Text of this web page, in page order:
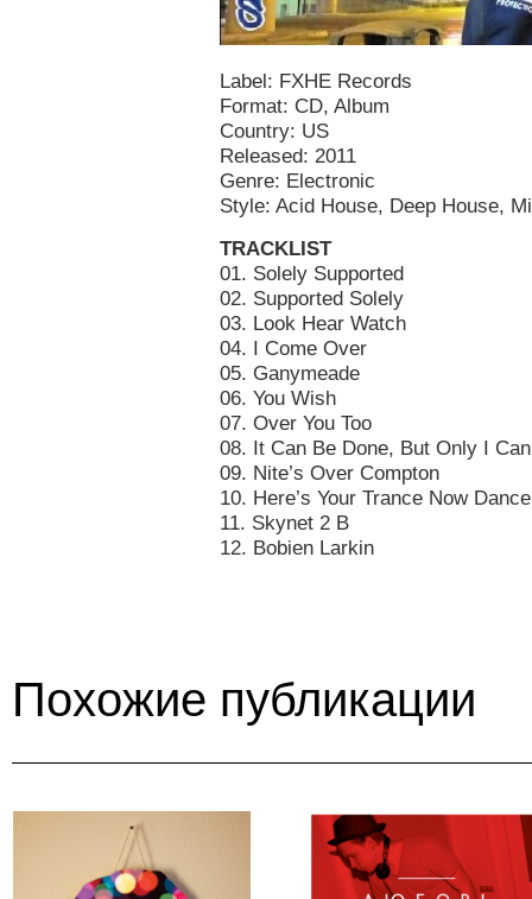
Label: FXHE Records
Format: CD, Album
Country: US
Released: 2011
Genre: Electronic
Style: Acid House, Deep House,
TRACKLIST
01. Solely Supported
02. Supported Solely
03. Look Hear Watch
04. I Come Over
05. Ganymeade
06. You Wish
07. Over You Too
08. It Can Be Done, But Only I
09. Nite’s Over Compton
10. Here’s Your Trance Now Dance
11. Skynet 2 B
12. Bobien Larkin
Похожие публикации